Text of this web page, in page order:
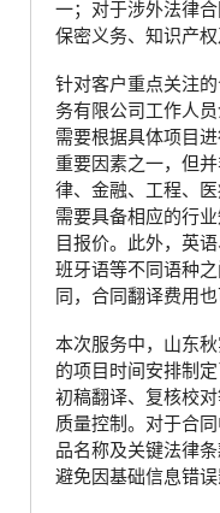
一；对于涉外法律
保密义务、知识产权
针对客户重点关注
务有限公司工作人
需要根据具体项目
重要因素之一，但
律、金融、工程、
需要具备相应的行
目报价。此外，英
班牙语等不同语种
同，合同翻译费用也
本次服务中，山东
的项目时间安排制
初稿翻译、复核校
质量控制。对于合
品名称及关键法律
避免因基础信息错误